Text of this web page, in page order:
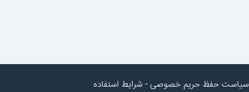
سیاست حفظ حریم خصوصی - شرایط استفاده